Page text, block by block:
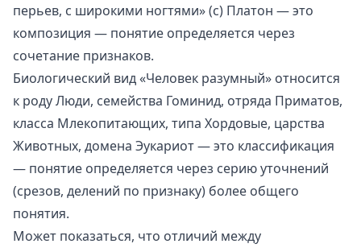
перьев, с широкими ногтями» (с) Платон — это
композиция — понятие определяется через
сочетание признаков.
Биологический вид «Человек разумный» относится
к роду Люди, семейства Гоминид, отряда Приматов,
класса Млекопитающих, типа Хордовые, царства
Животных, домена Эукариот — это классификация
— понятие определяется через серию уточнений
(срезов, делений по признаку) более общего
понятия.
Может показаться, что отличий между